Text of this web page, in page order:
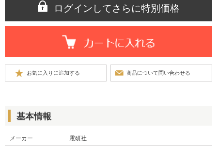
ログインしてさらに特別価格
基本情報
メーカー
電研社